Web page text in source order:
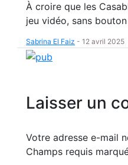
À croire que les
jeu vidéo, sans
Sabrina El Faiz - 12 avril 2025
Laisser un
Votre adresse e-mail
Champs requis